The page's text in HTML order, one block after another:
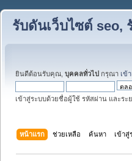
รับดันเว็บไซต์ seo,
ยินดีต้อนรับคุณ, บุคคลทั่วไป กรุณา เข้
เข้าสู่ระบบด้วยชื่อผู้ใช้ รหัสผ่าน และระ
หน้าแรก ช่วยเหลือ ค้นหา เข้าสู่